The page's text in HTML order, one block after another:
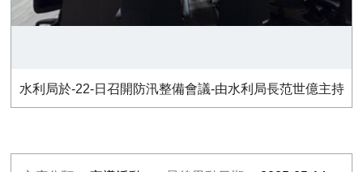
水利局於-22-日召開防汛整備會議-由水利局長范世億主持